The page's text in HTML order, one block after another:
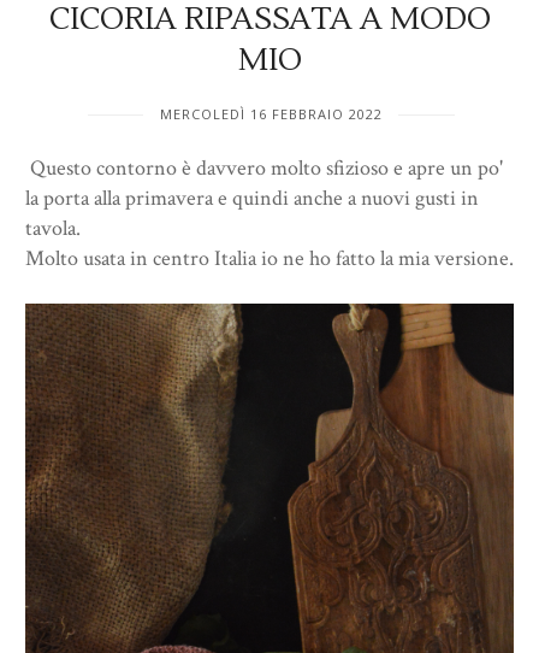
CICORIA RIPASSATA A MODO
MIO
MERCOLEDÌ 16 FEBBRAIO 2022
Questo contorno è davvero molto sfizioso e apre un po'
la porta alla primavera e quindi anche a nuovi gusti in
tavola.
Molto usata in centro Italia io ne ho fatto la mia versione.